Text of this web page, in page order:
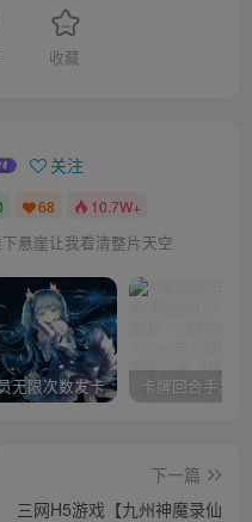
收藏
关注
68 10.7W+
悬崖让我看清整片天空
无限次数发卡
下一篇
三网H5游戏【九州神魔录仙